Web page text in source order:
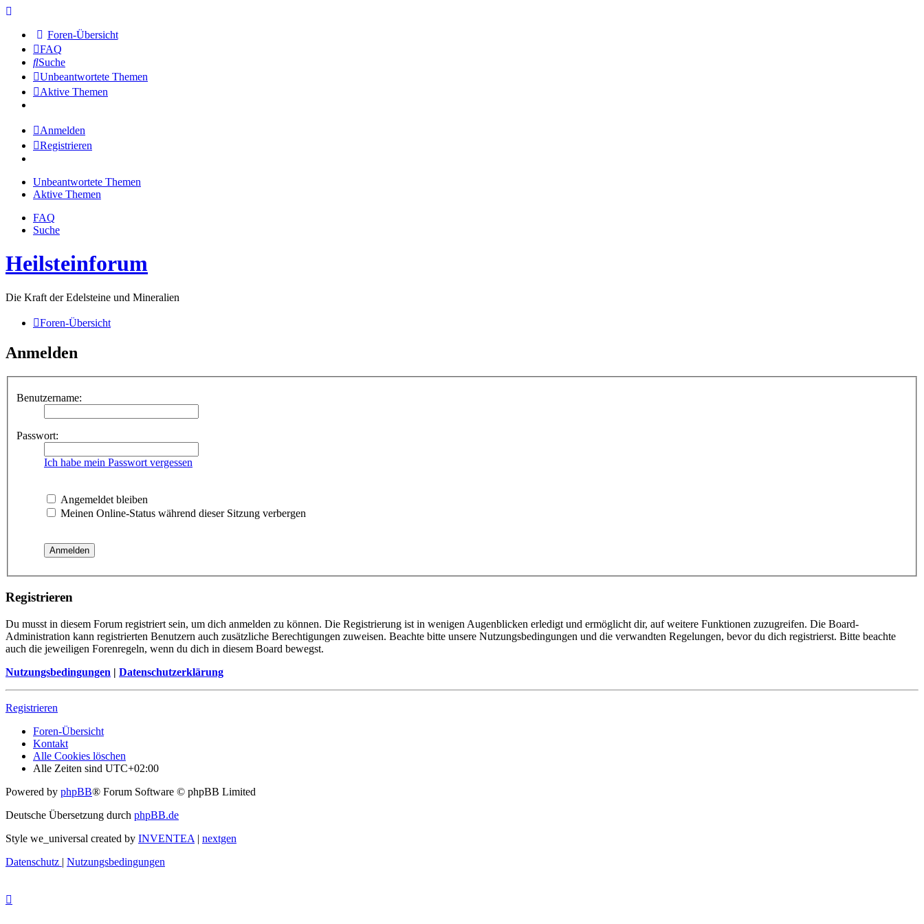
Foren-Übersicht
FAQ
Suche
Unbeantwortete Themen
Aktive Themen
Anmelden
Registrieren
Unbeantwortete Themen
Aktive Themen
FAQ
Suche
Heilsteinforum
Die Kraft der Edelsteine und Mineralien
Foren-Übersicht
Anmelden
Benutzername:
Passwort:
Ich habe mein Passwort vergessen
Angemeldet bleiben
Meinen Online-Status während dieser Sitzung verbergen
Registrieren
Du musst in diesem Forum registriert sein, um dich anmelden zu können. Die Registrierung ist in wenigen Augenblicken erledigt und ermöglicht dir, auf weitere Funktionen zuzugreifen. Die Board-
Administration kann registrierten Benutzern auch zusätzliche Berechtigungen zuweisen. Beachte bitte unsere Nutzungsbedingungen und die verwandten Regelungen, bevor du dich registrierst. Bitte beachte
auch die jeweiligen Forenregeln, wenn du dich in diesem Board bewegst.
Nutzungsbedingungen | Datenschutzerklärung
Registrieren
Foren-Übersicht
Kontakt
Alle Cookies löschen
Alle Zeiten sind UTC+02:00
Powered by phpBB® Forum Software © phpBB Limited
Deutsche Übersetzung durch phpBB.de
Style we_universal created by INVENTEA | nextgen
Datenschutz | Nutzungsbedingungen